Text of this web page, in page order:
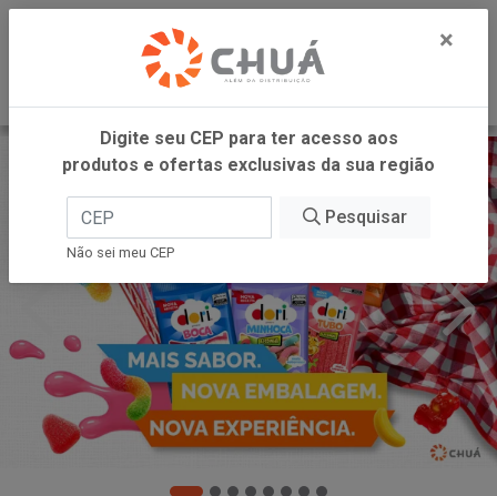
×
Digite seu CEP para ter acesso aos
produtos e ofertas exclusivas da sua região
Pesquisar
Não sei meu CEP